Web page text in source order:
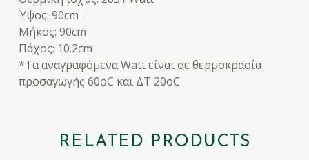
Ύψος: 90cm
Μήκος: 90cm
Πάχος: 10.2cm
*Τα αναγραφόμενα Watt είναι σε θερμοκρασία
προσαγωγής 60οC και ΔΤ 20οC
RELATED PRODUCTS